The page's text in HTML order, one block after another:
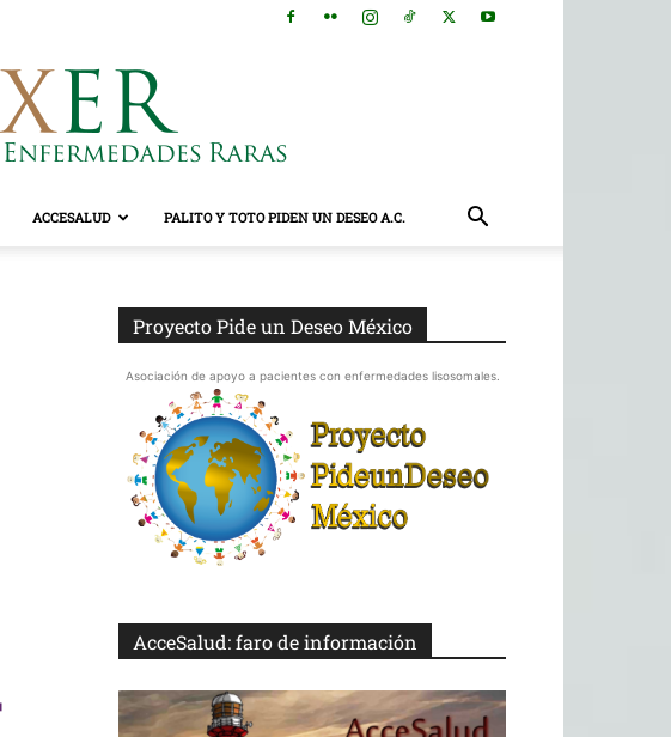
ACCESALUD PALITO Y TOTO PIDEN UN DESEO A.C.
Proyecto Pide un Deseo México
Asociación de apoyo a pacientes con enfermedades lisosomales.
AcceSalud: faro de información